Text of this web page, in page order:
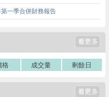
一季合併財務報告
格 成交量 剩餘日